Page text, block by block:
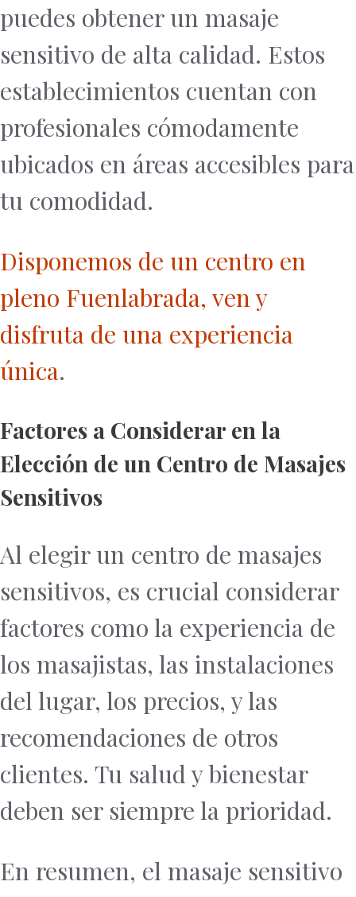
puedes obtener un masaje
sensitivo de alta calidad. Estos
establecimientos cuentan con
profesionales cómodamente
ubicados en áreas accesibles para
tu comodidad.
Disponemos de un centro en
pleno Fuenlabrada, ven y
disfruta de una experiencia
única.
Factores a Considerar en la
Elección de un Centro de Masajes
Sensitivos
Al elegir un centro de masajes
sensitivos, es crucial considerar
factores como la experiencia de
los masajistas, las instalaciones
del lugar, los precios, y las
recomendaciones de otros
clientes. Tu salud y bienestar
deben ser siempre la prioridad.
En resumen, el masaje sensitivo